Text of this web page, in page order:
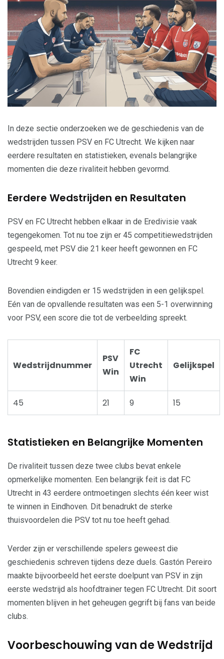
In deze sectie onderzoeken we de geschiedenis van de
wedstrijden tussen PSV en FC Utrecht. We kijken naar
eerdere resultaten en statistieken, evenals belangrijke
momenten die deze rivaliteit hebben gevormd.
Eerdere Wedstrijden en Resultaten
PSV en FC Utrecht hebben elkaar in de Eredivisie vaak
tegengekomen. Tot nu toe zijn er 45 competitiewedstrijden
gespeeld, met PSV die 21 keer heeft gewonnen en FC
Utrecht 9 keer.
Bovendien eindigden er 15 wedstrijden in een gelijkspel.
Eén van de opvallende resultaten was een 5-1 overwinning
voor PSV, een score die tot de verbeelding spreekt.
Wedstrijdnummer
PSV
Win
FC
Utrecht
Win
Gelijkspel
45 21 9 15
Statistieken en Belangrijke Momenten
De rivaliteit tussen deze twee clubs bevat enkele
opmerkelijke momenten. Een belangrijk feit is dat FC
Utrecht in 43 eerdere ontmoetingen slechts één keer wist
te winnen in Eindhoven. Dit benadrukt de sterke
thuisvoordelen die PSV tot nu toe heeft gehad.
Verder zijn er verschillende spelers geweest die
geschiedenis schreven tijdens deze duels. Gastón Pereiro
maakte bijvoorbeeld het eerste doelpunt van PSV in zijn
eerste wedstrijd als hoofdtrainer tegen FC Utrecht. Dit soort
momenten blijven in het geheugen gegrift bij fans van beide
clubs.
Voorbeschouwing van de Wedstrijd